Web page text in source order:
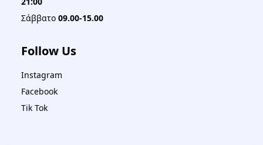
Σάββατο 09.00-15.00
Follow Us
Instagram
Facebook
Tik Tok